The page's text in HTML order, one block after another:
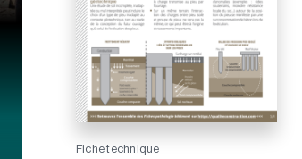
Fiche technique